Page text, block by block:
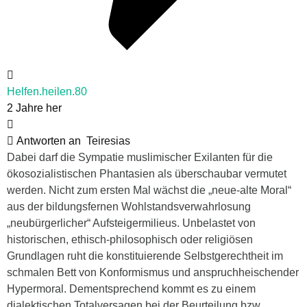
Helfen.heilen.80
2 Jahre her
Antworten an Teiresias
Dabei darf die Sympatie muslimischer Exilanten für die
ökosozialistischen Phantasien als überschaubar vermutet
werden. Nicht zum ersten Mal wächst die „neue-alte Moral“
aus der bildungsfernen Wohlstandsverwahrlosung
„neubürgerlicher“ Aufsteigermilieus. Unbelastet von
historischen, ethisch-philosophisch oder religiösen
Grundlagen ruht die konstituierende Selbstgerechtheit im
schmalen Bett von Konformismus und anspruchheischender
Hypermoral. Dementsprechend kommt es zu einem